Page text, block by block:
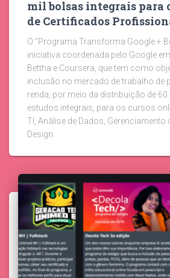
mil bolsas integrais para
de Certificados
O "Programa Transforma Google +
iniciativa coordenada pelo Google
Bettha e Coursera, que tem como
inclusão no mercado de trabalho de
renda, por meio da distribuição de
estudos integrais, para os cursos
TI, Análise de Dados, Gerenciamento
Design.